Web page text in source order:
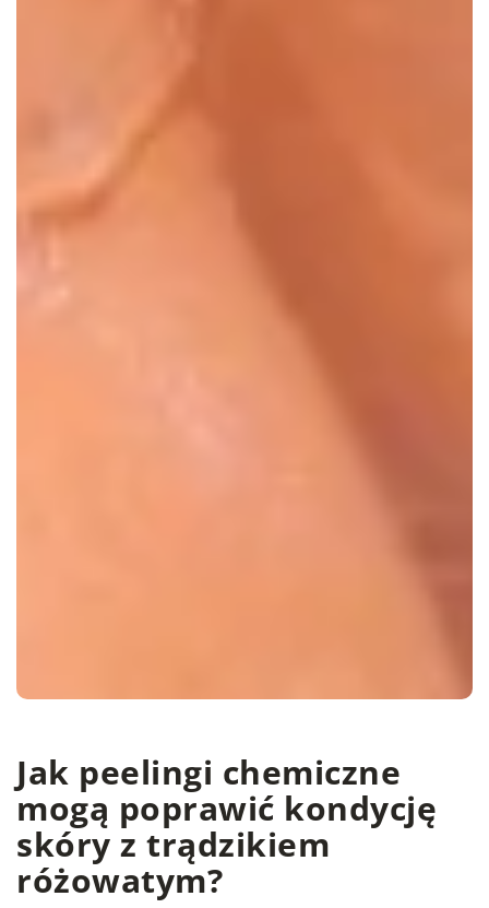
Jak peelingi chemiczne
mogą poprawić kondycję
skóry z trądzikiem
różowatym?